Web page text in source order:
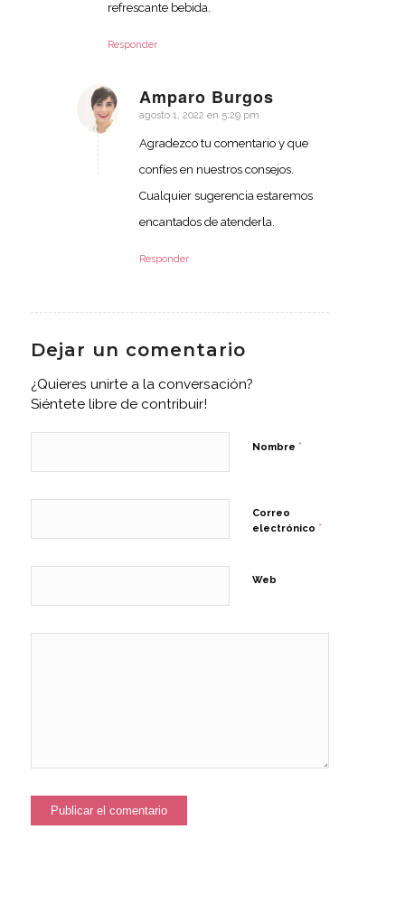
refrescante bebida.
Responder
Amparo Burgos
Dice:
agosto 1, 2022 en 5:29 pm
Agradezco tu comentario y que
confíes en nuestros consejos.
Cualquier sugerencia estaremos
encantados de atenderla.
Responder
Dejar un comentario
¿Quieres unirte a la conversación?
Siéntete libre de contribuir!
Nombre *
Correo
electrónico *
Web